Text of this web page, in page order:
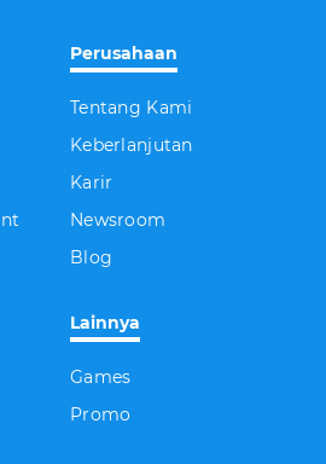
Perusahaan
Tentang Kami
Keberlanjutan
Karir
Newsroom
Blog
Lainnya
Games
Promo